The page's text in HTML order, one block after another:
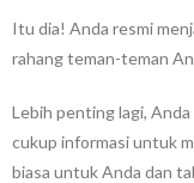
Itu dia! Anda resmi
rahang teman-teman
Lebih penting lagi,
cukup informasi untuk
biasa untuk Anda dan